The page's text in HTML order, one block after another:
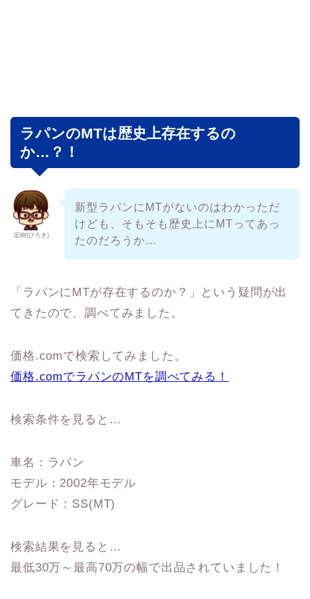
ラパンのMTは歴史上存在するの
か…？！
宏樹(ひろき)
新型ラパンにMTがないのはわかっただ
けども、そもそも歴史上にMTってあっ
たのだろうか…
「ラパンにMTが存在するのか？」という疑問が出
てきたので、調べてみました。
価格.comで検索してみました。
価格.comでラパンのMTを調べてみる！
検索条件を見ると…
車名：ラパン
モデル：2002年モデル
グレード：SS(MT)
検索結果を見ると…
最低30万～最高70万の幅で出品されていました！